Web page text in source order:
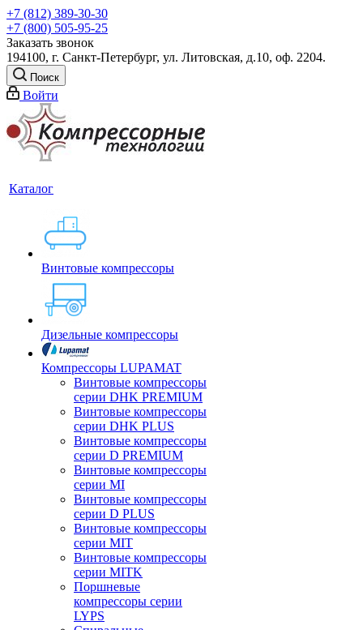
+7 (812) 389-30-30
+7 (800) 505-95-25
Заказать звонок
194100, г. Санкт-Петербург, ул. Литовская, д.10, оф. 2204.
Поиск
Войти
Каталог
Винтовые компрессоры
Дизельные компрессоры
Компрессоры LUPAMAT
Винтовые компрессоры
серии DHK PREMIUM
Винтовые компрессоры
серии DHK PLUS
Винтовые компрессоры
серии D PREMIUM
Винтовые компрессоры
серии MI
Винтовые компрессоры
серии D PLUS
Винтовые компрессоры
серии MIT
Винтовые компрессоры
серии MITK
Поршневые
компрессоры серии
LYPS